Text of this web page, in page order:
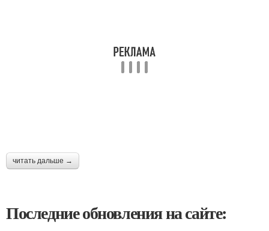
читать дальше →
Последние обновления на сайте: